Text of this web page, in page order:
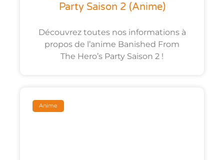
Party Saison 2 (anime)
Découvrez toutes nos informations à
propos de l’anime Banished From
The Hero’s Party Saison 2 !
Anime